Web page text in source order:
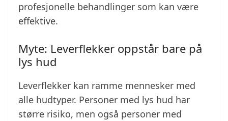
profesjonelle behandlinger som kan være
effektive.
Myte: Leverflekker oppstår bare på
lys hud
Leverflekker kan ramme mennesker med
alle hudtyper. Personer med lys hud har
større risiko, men også personer med